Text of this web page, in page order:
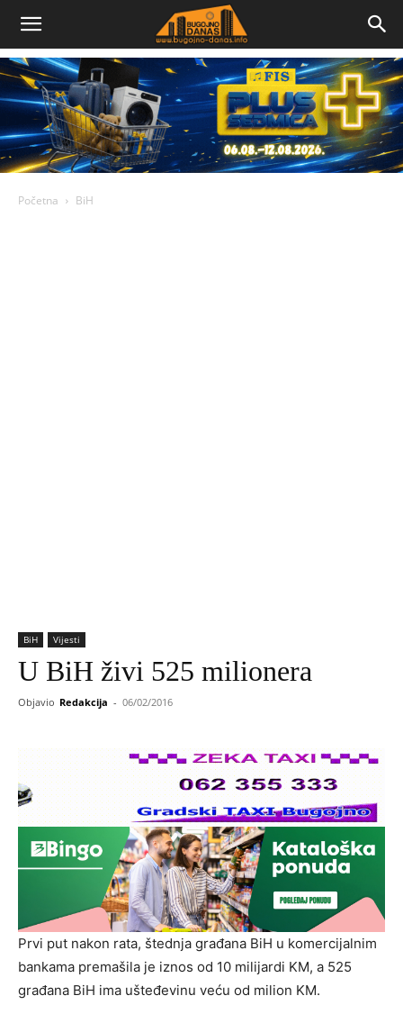
Bugojno
Danas
Početna BiH
BiH Vijesti
U BiH živi 525 milionera
Objavio Redakcija - 06/02/2016
Prvi put nakon rata, štednja građana BiH u komercijalnim
bankama premašila je iznos od 10 milijardi KM, a 525
građana BiH ima ušteđevinu veću od milion KM.